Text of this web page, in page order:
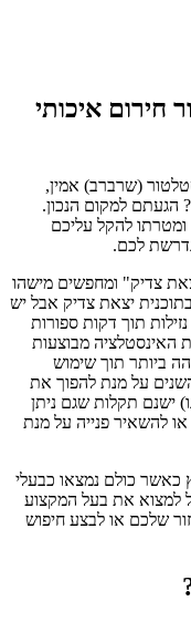
חירום איכותי
(שרברב) אמין,
הגעתם למקום הנכון.
להקל עליכם
לכם.
צדיק" ומחפשים מישהו
יצאת צדיק אבל יש
תוך דקות ספורות
האינסטלציה מבוצעות
ביותר תוך שימוש
על מנת להפוך את
ישנם תקלות שגם ניתן
להשאיר פנייה על מנת
כאשר כולם נמצאו כבעלי
למצוא את בעל המקצוע
שלכם או לבצע חיפוש